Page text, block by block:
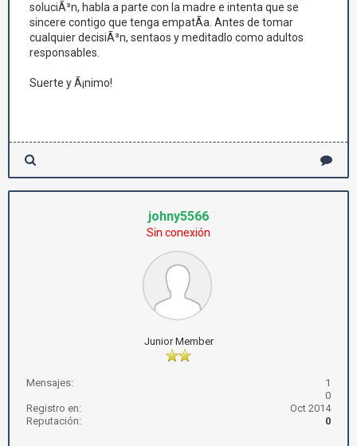
soluciÃ³n, habla a parte con la madre e intenta que se
sincere contigo que tenga empatÃ­a. Antes de tomar
cualquier decisiÃ³n, sentaos y meditadlo como adultos
responsables.
Suerte y Ã¡nimo!
johny5566
Sin conexión
Junior Member
Mensajes:
1
0
Registro en:
Oct 2014
Reputación:
0